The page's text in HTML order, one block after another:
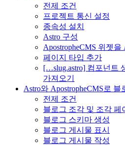
전제 조건
프로젝트 통신 설정
종속성 설치
Astro 구성
ApostropheCMS 위젯
페이지 타입 추가
[…slug.astro] 컴포넌트
가져오기
Astro와 ApostropheCMS로 블
전제 조건
블로그 조각 및 조각 페
블로그 스키마 생성
블로그 게시물 표시
블로그 게시물 작성